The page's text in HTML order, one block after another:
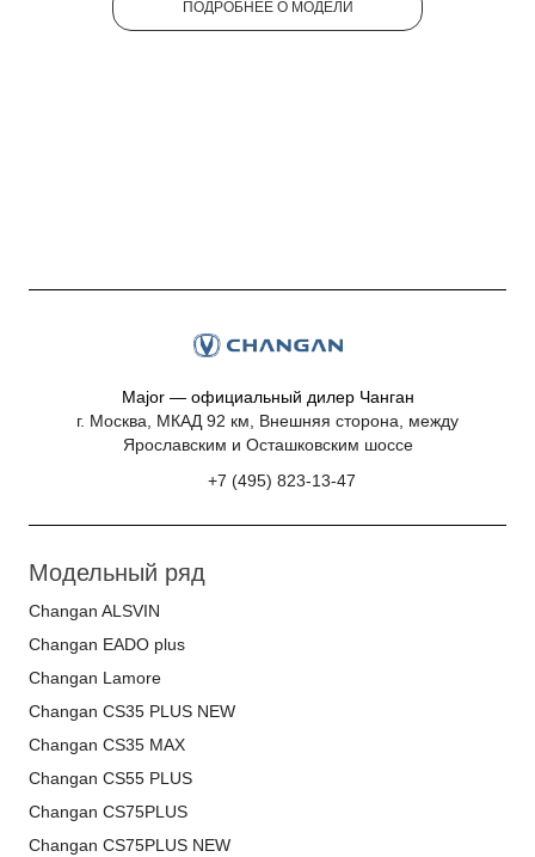
ПОДРОБНЕЕ О МОДЕЛИ
Major — официальный дилер Чанган
г. Москва, МКАД 92 км, Внешняя сторона, между
Ярославским и Осташковским шоссе
+7 (495) 823-13-47
Модельный ряд
Changan ALSVIN
Changan EADO plus
Changan Lamore
Changan CS35 PLUS NEW
Changan CS35 MAX
Changan CS55 PLUS
Changan CS75PLUS
Changan CS75PLUS NEW